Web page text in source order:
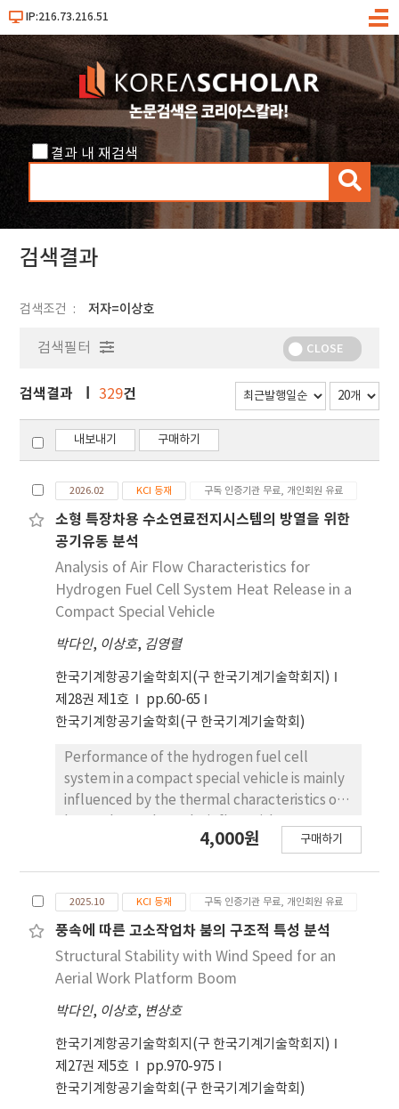
IP:216.73.216.51
메
결과 내 재검색
검
색
검색결과
검색조건 저자=이상호
검색필터 CLOSE
검색결과 329건
내보내기 구매하기
2026.02 KCI 등재 구독 인증기관 무료, 개인회원 유료
소형 특장차용 수소연료전지시스템의 방열을 위한
공기유동 분석
Analysis of Air Flow Characteristics for
Hydrogen Fuel Cell System Heat Release in a
Compact Special Vehicle
박다인, 이상호, 김영렬
한국기계항공기술학회지(구 한국기계기술학회지)
제28권 제1호
pp.60-65
한국기계항공기술학회(구 한국기계기술학회)
Performance of the hydrogen fuel cell
system in a compact special vehicle is mainly
influenced by the thermal characteristics of
electrochemical mechanisms. In this study,
characteristics near the fuel cell system for
various operating conditions. The cooling
characteristics around the radiator system
depend on air flow generated by vehicle
induced air flow on the velocity and
temperature distributions within the heat
release system were examined. These results
showed that there are quite complicated air
flow around the radiator and fan near the
4,000원 구매하기
2025.10 KCI 등재 구독 인증기관 무료, 개인회원 유료
풍속에 따른 고소작업차 붐의 구조적 특성 분석
Structural Stability with Wind Speed for an
Aerial Work Platform Boom
박다인, 이상호, 변상호
한국기계항공기술학회지(구 한국기계기술학회지)
제27권 제5호
pp.970-975
한국기계항공기술학회(구 한국기계기술학회)